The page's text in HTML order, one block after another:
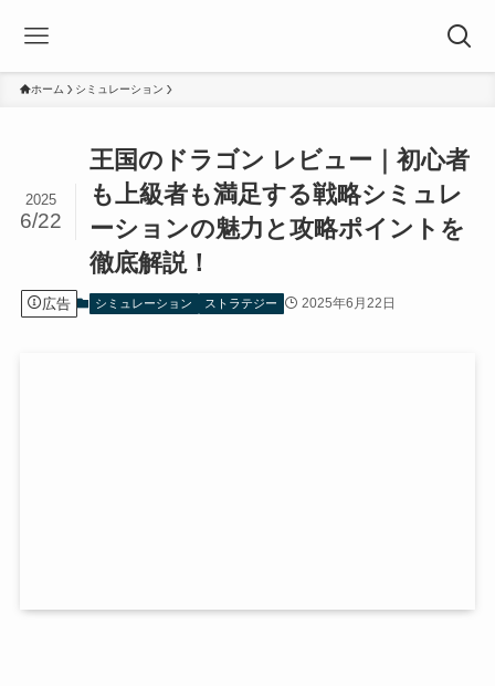
ホーム シミュレーション
王国のドラゴン レビュー｜初心者
も上級者も満足する戦略シミュレ
ーションの魅力と攻略ポイントを
徹底解説！
2025
6/22
広告 シミュレーション ストラテジー 2025年6月22日